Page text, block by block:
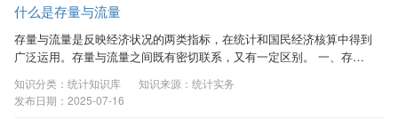
总体数量的百分比，主要用于反映总体的
构成。计算方式是：部分的数量除以总体
数量并乘以100％。例如，国内生产总值由
产业增加值为642727亿元，国内生产总值
为1204724亿元，第三产业增加值占国内
什么是存量与流量
存量与流量是反映经济状况的两类指标，在统计和国民经济核算中得到
广泛运用。存量与流量之间既有密切联系，又有一定区别。 一、存量
的经济价值或物量；流量是一段时期内累计发生的量，反映了一段时期
内经济价值或物量的产生、转换、交换、转移和消失，体现一个时期内
知识分类：统计知识库
知识来源：统计实务
发布日期：2025-07-16